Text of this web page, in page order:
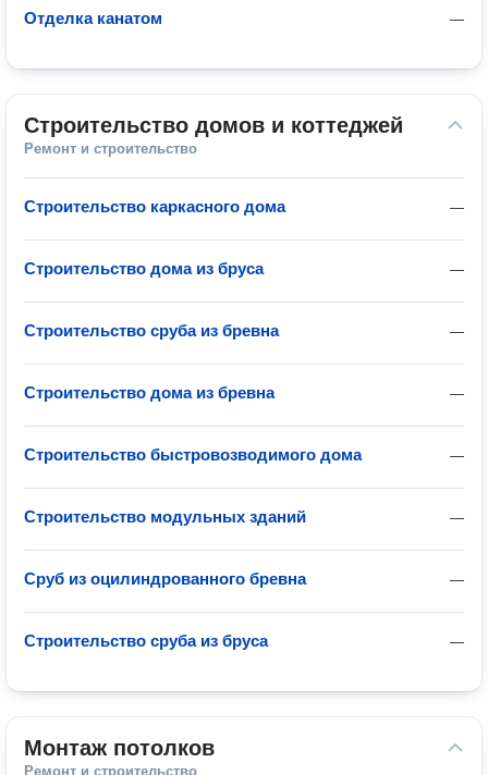
—
Отделка канатом
Строительство домов и коттеджей
Ремонт и строительство
—
Строительство каркасного дома
—
Строительство дома из бруса
—
Строительство сруба из бревна
—
Строительство дома из бревна
—
Строительство быстровозводимого дома
—
Строительство модульных зданий
—
Сруб из оцилиндрованного бревна
—
Строительство сруба из бруса
Монтаж потолков
Ремонт и строительство